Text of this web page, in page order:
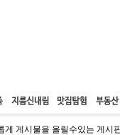
호스팅 공동구매
게 게시물을 올릴수있는 게시